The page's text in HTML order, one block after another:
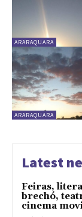
ARARAQUARA
ARARAQUARA
Latest
Feiras,
brechó,
cinema